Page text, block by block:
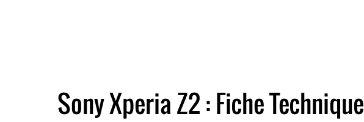
Sony Xperia Z2 : Fiche Technique